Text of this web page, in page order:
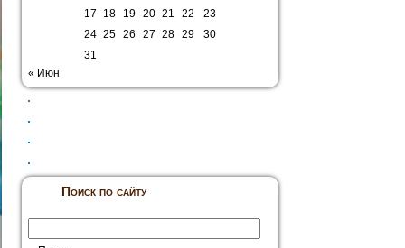
17
18 19 20 21 22
23
24 25 26 27 28 29
30
31
« Июн
Поиск по сайту